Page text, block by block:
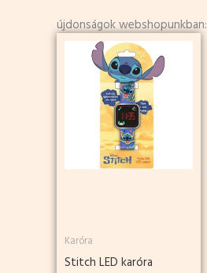
újdonságok webshopunkban:
Karóra
Stitch LED karóra